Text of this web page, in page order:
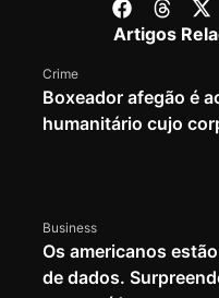
Artigos
Crime
Boxeador afegão é
humanitário cujo
Business
Os americanos
de dados.